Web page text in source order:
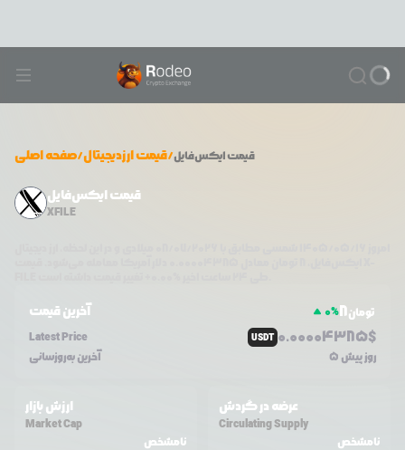
صفحه اصلی/قیمت ارزدیجیتال/ قیمتایکس‌فایل
قیمت ایکس‌فایل
XFILE
آخرین قیمت 0%8تومان
Latest Price
USDT 0.00004385$
آخرین به‌روزسانی 5 روز پیش
ارزش بازار
Market Cap
نامشخص
عرضه در گردش
Circulating Supply
نامشخص